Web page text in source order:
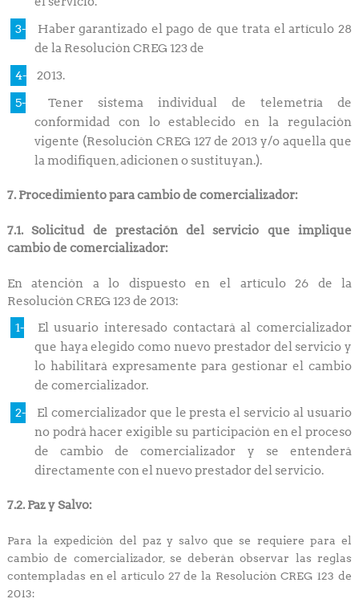
Haber garantizado el pago de que trata el artículo 28
de la Resolución CREG 123 de
2013.
Tener sistema individual de telemetría de
conformidad con lo establecido en la regulación
vigente (Resolución CREG 127 de 2013 y/o aquella que
la modifiquen, adicionen o sustituyan.).
7. Procedimiento para cambio de comercializador:
7.1. Solicitud de prestación del servicio que implique
cambio de comercializador:
En atención a lo dispuesto en el artículo 26 de la
Resolución CREG 123 de 2013:
El usuario interesado contactará al comercializador
que haya elegido como nuevo prestador del servicio y
lo habilitará expresamente para gestionar el cambio
de comercializador.
El comercializador que le presta el servicio al usuario
no podrá hacer exigible su participación en el proceso
de cambio de comercializador y se entenderá
directamente con el nuevo prestador del servicio.
7.2. Paz y Salvo:
Para la expedición del paz y salvo que se requiere para el
cambio de comercializador, se deberán observar las reglas
contempladas en el artículo 27 de la Resolución CREG 123 de
2013: